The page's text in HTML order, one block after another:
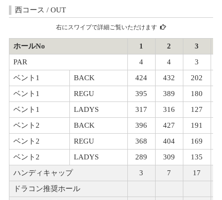
西コース / OUT
右にスワイプで詳細ご覧いただけます
ホールNo 1 2
3
PAR
4 4
3
ベント1
BACK 424 432 202
ベント1
REGU 395 389 180
ベント1
LADYS 317 316 127
ベント2
BACK 396 427 191
ベント2
REGU 368 404 169
ベント2
LADYS 289 309 135
ハンディキャップ
3 7 17
ドラコン推奨ホール